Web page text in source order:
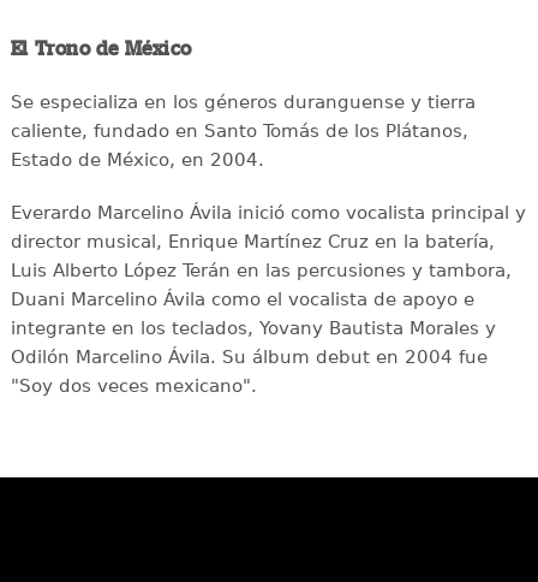
El Trono de México
Se especializa en los géneros duranguense y tierra
caliente, fundado en Santo Tomás de los Plátanos,
Estado de México, en 2004.
Everardo Marcelino Ávila inició como vocalista principal y
director musical, Enrique Martínez Cruz en la batería,
Luis Alberto López Terán en las percusiones y tambora,
Duani Marcelino Ávila como el vocalista de apoyo e
integrante en los teclados, Yovany Bautista Morales y
Odilón Marcelino Ávila. Su álbum debut en 2004 fue
"Soy dos veces mexicano".